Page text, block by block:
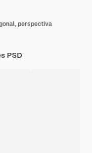
perspectiva
PSD